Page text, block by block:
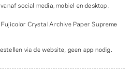
social media, mobiel en desktop.
Crystal Archive Paper Supreme
via de website, geen app nodig.